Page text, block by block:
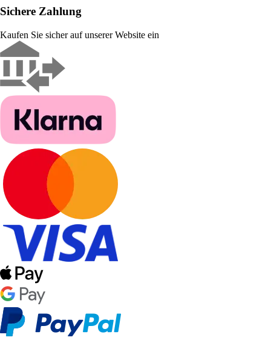
Sichere Zahlung
Kaufen Sie sicher auf unserer Website ein